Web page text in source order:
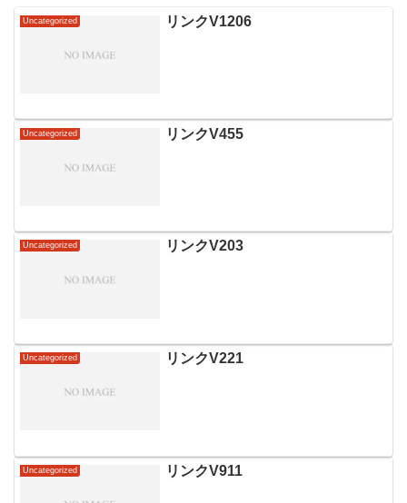
Uncategorized リンクV1206
Uncategorized リンクV455
Uncategorized リンクV203
Uncategorized リンクV221
Uncategorized リンクV911